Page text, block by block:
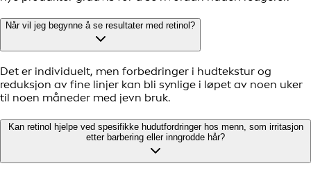
Når vil jeg begynne å se resultater med retinol?
Det er individuelt, men forbedringer i hudtekstur og
reduksjon av fine linjer kan bli synlige i løpet av noen uker
til noen måneder med jevn bruk.
Kan retinol hjelpe ved spesifikke hudutfordringer hos menn, som irritasjon
etter barbering eller inngrodde hår?